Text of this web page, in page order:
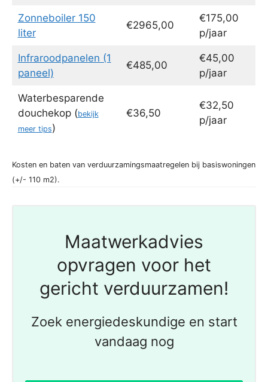
Zonneboiler 150
liter
€2965,00
€175,00
p/jaar
Infraroodpanelen (1
paneel)
€485,00
€45,00
p/jaar
Waterbesparende
douchekop (bekijk
meer tips)
€36,50
€32,50
p/jaar
Kosten en baten van verduurzamingsmaatregelen bij basiswoningen
(+/- 110 m2).
Maatwerkadvies
opvragen voor het
gericht verduurzamen!
Zoek energiedeskundige en start
vandaag nog